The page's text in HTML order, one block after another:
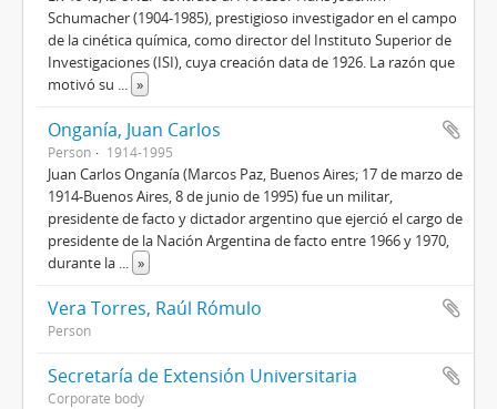
Schumacher (1904-1985), prestigioso investigador en el campo
de la cinética química, como director del Instituto Superior de
Investigaciones (ISI), cuya creación data de 1926. La razón que
motivó su ... »
Onganía, Juan Carlos
Person 1914-1995
Juan Carlos Onganía (Marcos Paz, Buenos Aires; 17 de marzo de
1914-Buenos Aires, 8 de junio de 1995) fue un militar,
presidente de facto y dictador argentino que ejerció el cargo de
presidente de la Nación Argentina de facto entre 1966 y 1970,
durante la ... »
Vera Torres, Raúl Rómulo
Person
Secretaría de Extensión Universitaria
Corporate body